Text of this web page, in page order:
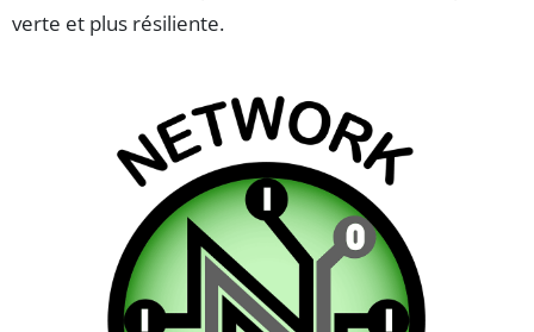
verte et plus résiliente.